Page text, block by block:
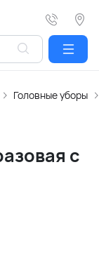
Головные уборы
с